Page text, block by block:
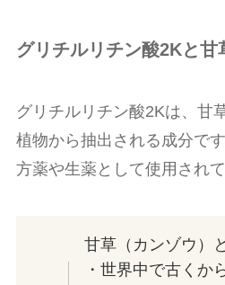
グリチルリチン酸2Kと甘
グリチルリチン酸2Kは、甘
植物から抽出される成分で
方薬や生薬として使用されて
甘草（カンゾウ）
・世界中で古くか